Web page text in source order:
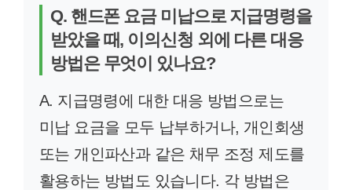
Q. 핸드폰 요금 미납으로 지급명령을
받았을 때, 이의신청 외에 다른 대응
방법은 무엇이 있나요?
A. 지급명령에 대한 대응 방법으로는
미납 요금을 모두 납부하거나, 개인회생
또는 개인파산과 같은 채무 조정 제도를
활용하는 방법도 있습니다. 각 방법은